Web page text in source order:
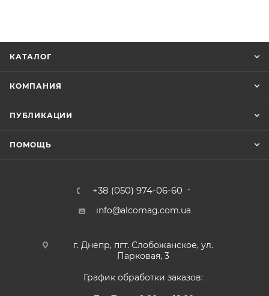
КАТАЛОГ
КОМПАНИЯ
ПУБЛИКАЦИИ
ПОМОЩЬ
+38 (050) 974-06-60
info@alcomag.com.ua
г. Днепр, пгт. Слобожанское, ул.
Парковая, 3
График обработки заказов: